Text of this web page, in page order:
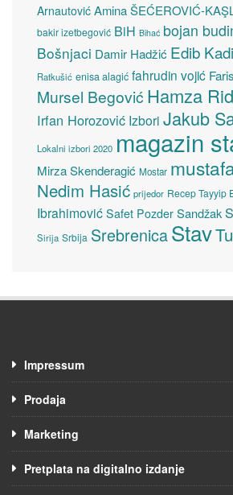
Arnautović Amina ŠEĆEROVIĆ-
bakir izetbegović BiH Bihać bojan
Bošnjaci Damir Hadžić Edib
Ratkušić enisa alagić fahrudin vojić
Mursel Begović Hamza
Irfan Horozović Izbori Jakub
Lokalni izbori 2020 magazin
Mirza Skenderagić Mostar
Nedim Hasić prijedor Recep Tayyip
Ibrahimović Safet Pozder Sandžak
Sirija Srbija SrebrenicaStav
Impressum
Prodaja
Marketing
Pretplata na digitalno izdanje